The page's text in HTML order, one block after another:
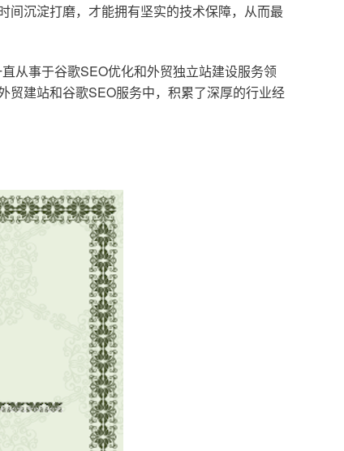
间沉淀打磨，才能拥有坚实的技术保障，从而最
从事于谷歌SEO优化和外贸独立站建设服务领
贸建站和谷歌SEO服务中，积累了深厚的行业经